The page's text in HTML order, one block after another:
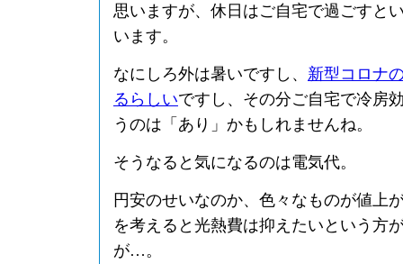
思いますが、休日はご自宅で過ごすと
います。
なにしろ外は暑いですし、 新型コロナ
るらしいですし、その分ご自宅で冷房
うのは「あり」かもしれませんね。
そうなると気になるのは電気代。
円安のせいなのか、色々なものが値上
を考えると光熱費は抑えたいという方
が…。